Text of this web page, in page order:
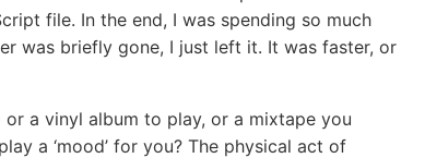
file. In the end, I was spending so much
was briefly gone, I just left it. It was faster, or
or a vinyl album to play, or a mixtape you
a ‘mood’ for you? The physical act of